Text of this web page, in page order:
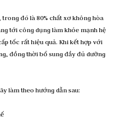
đó là 80% chất xơ không hòa
tới công dụng làm khỏe mạnh hệ
tốc rất hiệu quả. Khi kết hợp với
đồng thời bổ sung đầy đủ dưỡng
làm theo hướng dẫn sau: